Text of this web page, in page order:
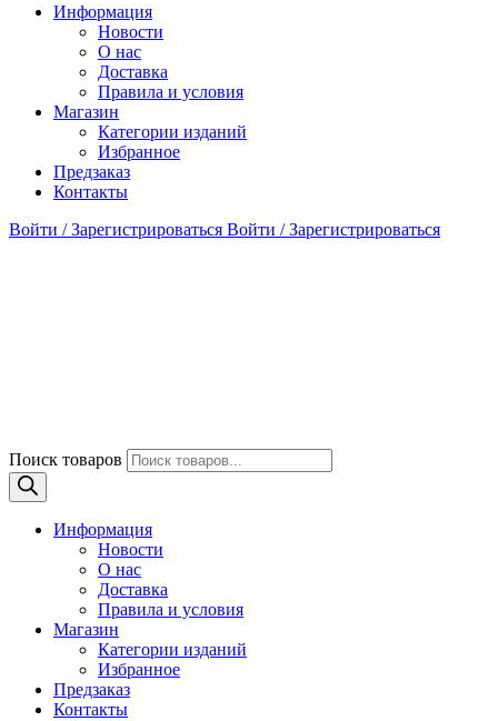
Информация
Новости
О нас
Доставка
Правила и условия
Магазин
Категории изданий
Избранное
Предзаказ
Контакты
Войти / Зарегистрироваться Войти / Зарегистрироваться
Поиск товаров
Информация
Новости
О нас
Доставка
Правила и условия
Магазин
Категории изданий
Избранное
Предзаказ
Контакты